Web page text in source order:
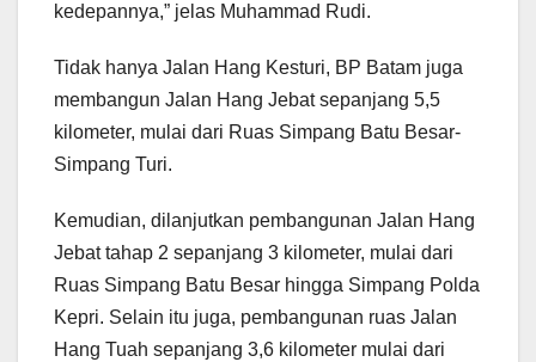
kedepannya,” jelas Muhammad Rudi.
Tidak hanya Jalan Hang Kesturi, BP Batam juga
membangun Jalan Hang Jebat sepanjang 5,5
kilometer, mulai dari Ruas Simpang Batu Besar-
Simpang Turi.
Kemudian, dilanjutkan pembangunan Jalan Hang
Jebat tahap 2 sepanjang 3 kilometer, mulai dari
Ruas Simpang Batu Besar hingga Simpang Polda
Kepri. Selain itu juga, pembangunan ruas Jalan
Hang Tuah sepanjang 3,6 kilometer mulai dari